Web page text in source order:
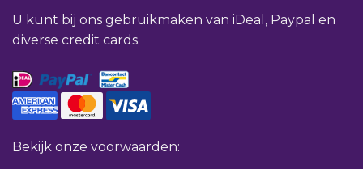
U kunt bij ons gebruikmaken van iDeal, Paypal en
diverse credit cards.
Bekijk onze voorwaarden: